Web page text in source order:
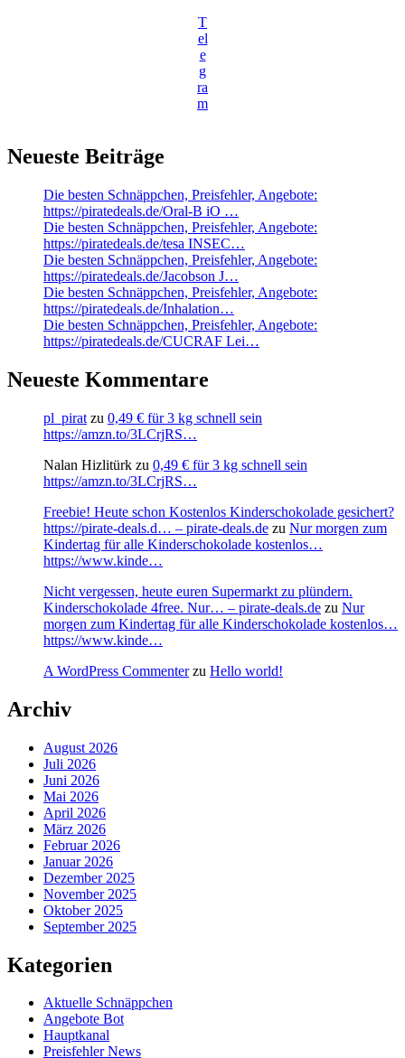
T
el
e
g
ra
m
Neueste Beiträge
Die besten Schnäppchen, Preisfehler, Angebote:
https://piratedeals.de/Oral-B iO …
Die besten Schnäppchen, Preisfehler, Angebote:
https://piratedeals.de/tesa INSEC…
Die besten Schnäppchen, Preisfehler, Angebote:
https://piratedeals.de/Jacobson J…
Die besten Schnäppchen, Preisfehler, Angebote:
https://piratedeals.de/Inhalation…
Die besten Schnäppchen, Preisfehler, Angebote:
https://piratedeals.de/CUCRAF Lei…
Neueste Kommentare
pl_pirat zu 0,49 € für 3 kg schnell sein
https://amzn.to/3LCrjRS…
Nalan Hizlitürk zu 0,49 € für 3 kg schnell sein
https://amzn.to/3LCrjRS…
Freebie! Heute schon Kostenlos Kinderschokolade gesichert?
https://pirate-deals.d… – pirate-deals.de zu Nur morgen zum
Kindertag für alle Kinderschokolade kostenlos…
https://www.kinde…
Nicht vergessen, heute euren Supermarkt zu plündern.
Kinderschokolade 4free. Nur… – pirate-deals.de zu Nur
morgen zum Kindertag für alle Kinderschokolade kostenlos…
https://www.kinde…
A WordPress Commenterzu Hello world!
Archiv
August 2026
Juli 2026
Juni 2026
Mai 2026
April 2026
März 2026
Februar 2026
Januar 2026
Dezember 2025
November 2025
Oktober 2025
September 2025
Kategorien
Aktuelle Schnäppchen
Angebote Bot
Hauptkanal
Preisfehler News